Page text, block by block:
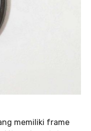
memiliki frame